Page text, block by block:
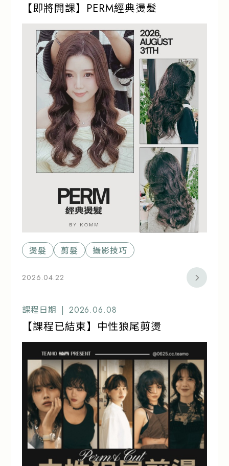
【即將開課】PERM經典燙髮
燙髮 剪髮 攝影技巧
2026.04.22
課程日期 | 2026.06.08
【課程已結束】中性狼尾剪燙